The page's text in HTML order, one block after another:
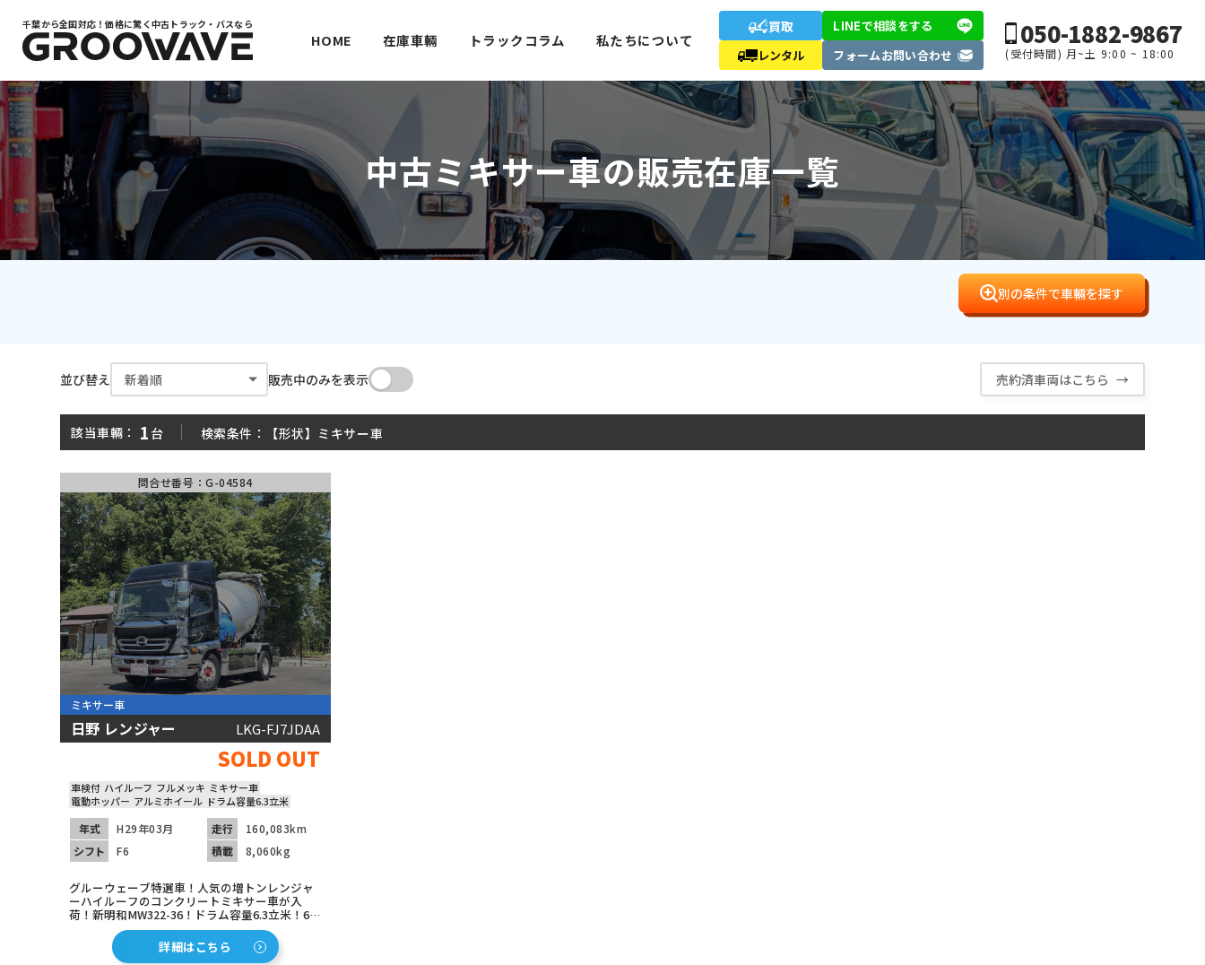
千葉から全国対応！価格に驚く中古トラック・バスなら
HOME 在庫車輛 トラックコラム 私たちについて
買取
レンタル
LINEで相談をする
フォームお問い合わせ
050-1882-9867
(受付時間) 月~土 9:00 ~ 18:00
中古ミキサー車の販売在庫一覧
別の条件で車輛を探す
平ボディ ダンプ クレーン バン･ウィング 冷凍車 アームロール･フックロール キャリアカー･ローダー
パッカー車 ミキサー車
■ 中古車両がカンタンに見つかる!
形状
大きさ
大型 増トン 中型 小型
年式
〜
並び替え 販売中のみを表示 売約済車両はこちら
該当車輛： 1 台 検索条件： 【形状】ミキサー車
問合せ番号：G-04584
ミキサー車
日野 レンジャー LKG-FJ7JDAA
SOLD OUT
車検付 ハイルーフ フルメッキ ミキサー車
電動ホッパー アルミホイール ドラム容量6.3立米
年式 H29年03月 走行
160,083km
シフト
F6 積載 8,060kg
グルーウェーブ特選車！人気の増トンレンジャ
ーハイルーフのコンクリートミキサー車が入
荷！新明和MW322-36！ドラム容量6.3立米！6速
マニュアル！赤シャーシ！メッキパーツ多数！
アルコアホイル装着済み！スタイリッシュでお
買得な1台！ 詳細はこちら